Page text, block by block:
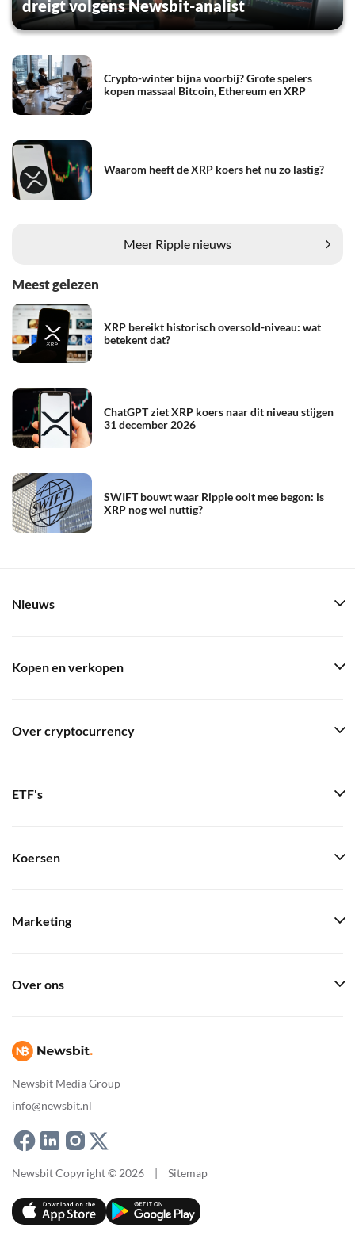
dreigt volgens Newsbit-analist
Crypto-winter bijna voorbij? Grote spelers
kopen massaal Bitcoin, Ethereum en XRP
Waarom heeft de XRP koers het nu zo lastig?
Meer Ripple nieuws
Meest gelezen
XRP bereikt historisch oversold-niveau: wat
betekent dat?
ChatGPT ziet XRP koers naar dit niveau stijgen
31 december 2026
SWIFT bouwt waar Ripple ooit mee begon: is
XRP nog wel nuttig?
Newsbit Media Group
info@newsbit.nl
Nieuws
Kopen en verkopen
Over cryptocurrency
ETF's
Koersen
Marketing
Over ons
Newsbit Copyright © 2026 | Sitemap